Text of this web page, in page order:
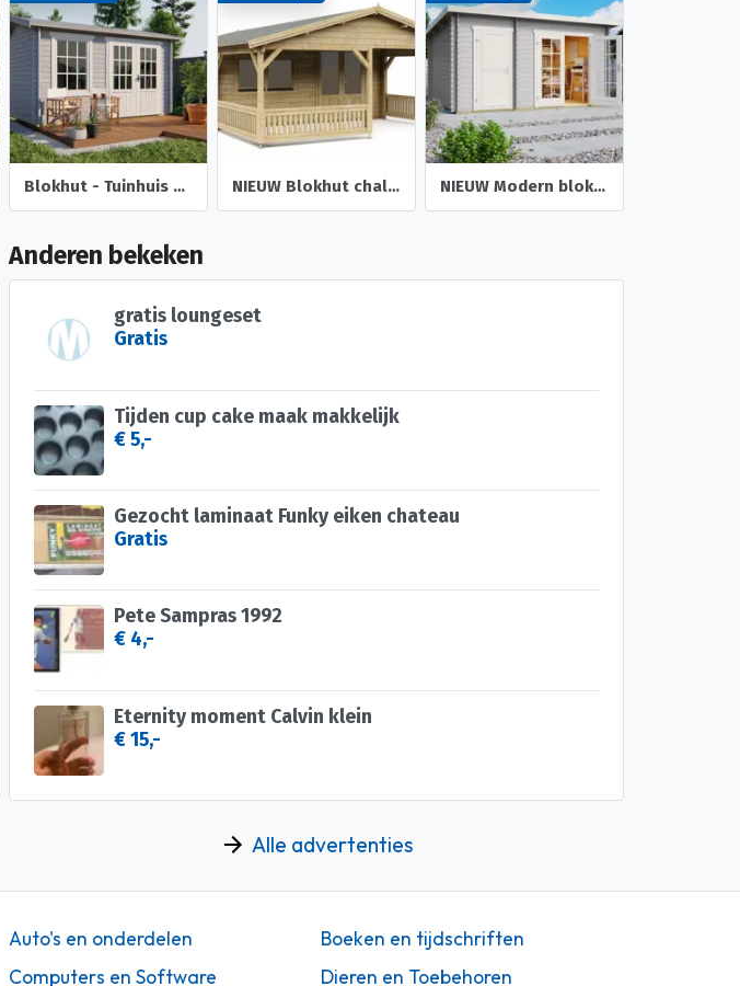
Blokhut - Tuinhuis Chloe | 40 mm | vuren onbehandeld NIEUW Blokhut chalet 50mm: 5×5+3 NIEUW Modern blokhut Belmont 1
Anderen bekeken
gratis loungeset
Gratis
Tijden cup cake maak makkelijk
€ 5,-
Gezocht laminaat Funky eiken chateau
Gratis
Pete Sampras 1992
€ 4,-
Eternity moment Calvin klein
€ 15,-
Alle advertenties
Auto's en onderdelen
Boeken en tijdschriften
Computers en Software Dieren en Toebehoren